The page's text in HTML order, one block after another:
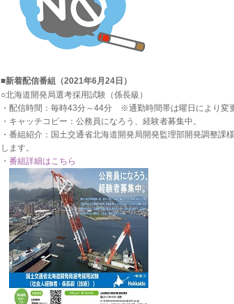
■新着配信番組（2021年6月24日）
○北海道開発局選考採用試験（係長級）
・配信時間：毎時43分～44分 ※通勤時間帯は曜日により変
・キャッチコピー：公務員になろう、経験者募集中。
・番組紹介：国土交通省北海道開発局開発監理部開発調整
します。
・ 番組詳細はこちら